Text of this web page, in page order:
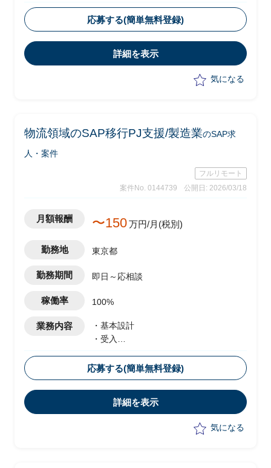
応募する(簡単無料登録)
詳細を表示
気になる
物流領域のSAP移行PJ支援/製造業のSAP求
人・案件
フルリモート
案件No. 0144739
公開日: 2026/03/18
月額報酬 〜150万円/月(税別)
勤務地 東京都
勤務期間 即日～応相談
稼働率 100%
業務内容
・基本設計
・受入
・移行設計
応募する(簡単無料登録)
詳細を表示
気になる